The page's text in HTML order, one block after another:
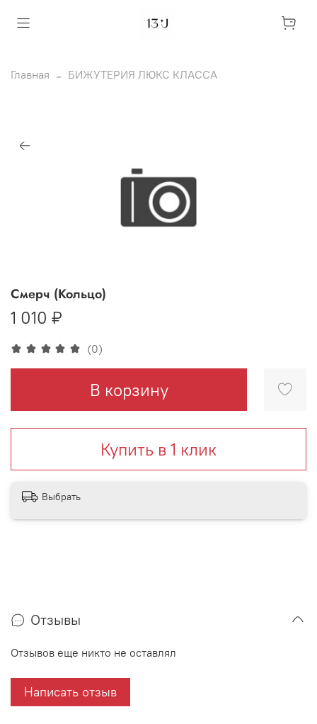
Главная БИЖУТЕРИЯ ЛЮКС КЛАССА
(0)
Смерч (Кольцо)
1 010 ₽
В корзину
Купить в 1 клик
Выбрать
Отзывы
Отзывов еще никто не оставлял
Написать отзыв